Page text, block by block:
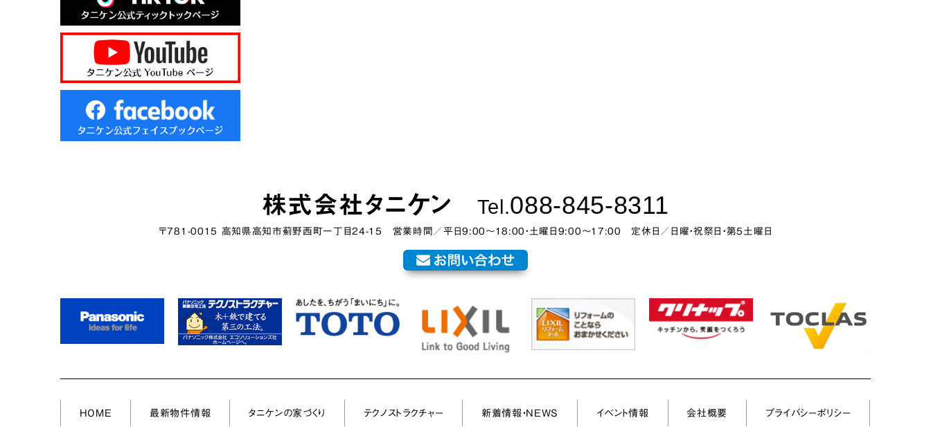
株式会社タニケン Tel.088-845-8311
〒781-0015 高知県高知市薊野西町一丁目24-15 営業時間／平日9:00～18:00・土曜日9:00〜17:00 定休日／日曜・祝祭日・第5土曜日
HOME 最新物件情報 タニケンの家づくり テクノストラクチャー 新着情報・NEWS イベント情報 会社概要 プライバシーポリシー